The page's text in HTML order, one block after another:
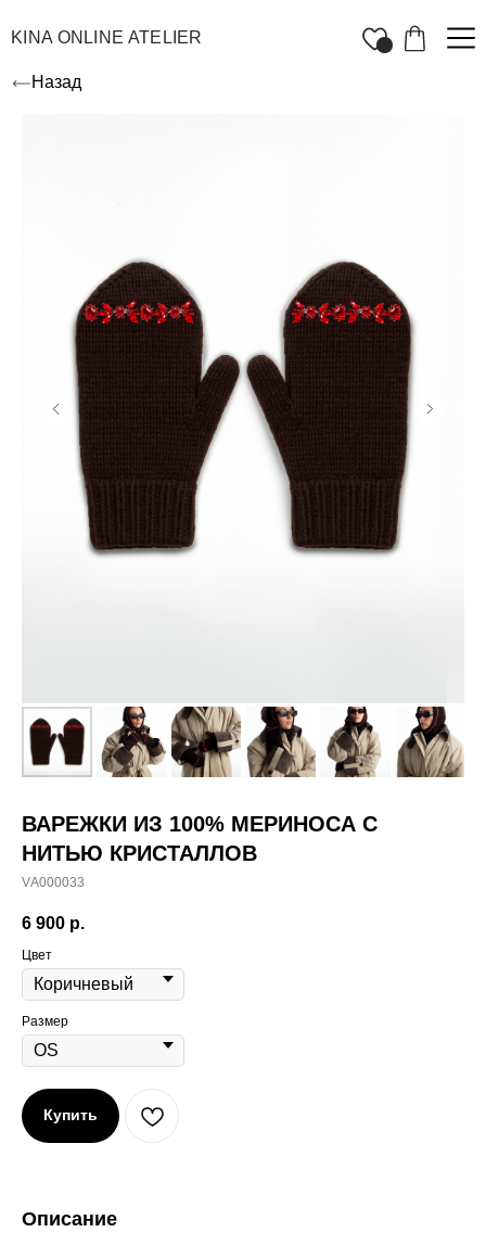
KINA ONLINE ATELIER
Назад
ВАРЕЖКИ ИЗ 100% МЕРИНОСА С
НИТЬЮ КРИСТАЛЛОВ
VА000033
6 900 р.
Цвет
Размер
Купить
Описание